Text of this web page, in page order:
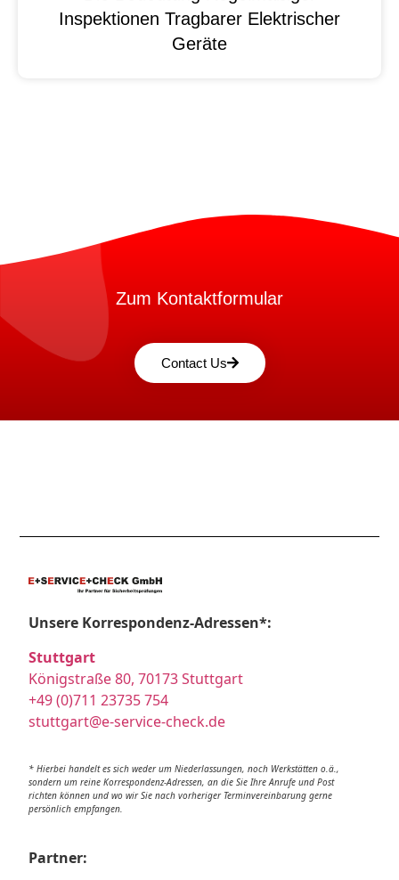
Inspektionen Tragbarer Elektrischer
Geräte
Zum Kontaktformular
Contact Us
Unsere Korrespondenz-Adressen*:
Stuttgart
Königstraße 80, 70173 Stuttgart
+49 (0)711 23735 754
stuttgart@e-service-check.de
* Hierbei handelt es sich weder um Niederlassungen, noch Werkstätten o.ä.,
sondern um reine Korrespondenz-Adressen, an die Sie Ihre Anrufe und Post
richten können und wo wir Sie nach vorheriger Terminvereinbarung gerne
persönlich empfangen.
Partner: